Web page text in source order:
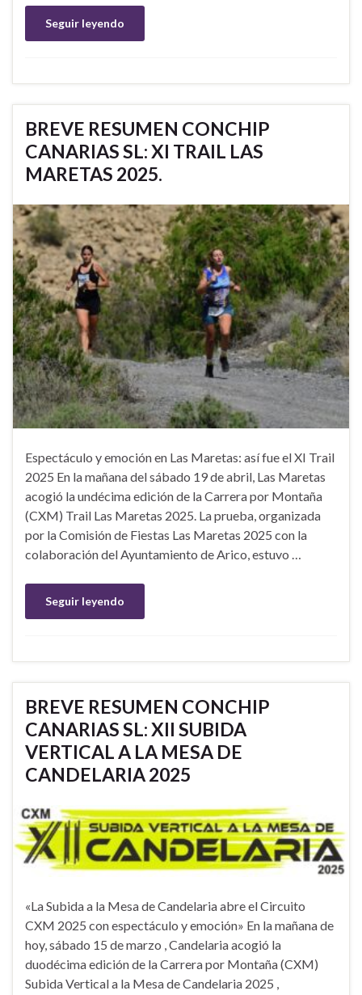
Seguir leyendo
BREVE RESUMEN CONCHIP
CANARIAS SL: XI TRAIL LAS
MARETAS 2025.
Espectáculo y emoción en Las Maretas: así fue el XI Trail
2025 En la mañana del sábado 19 de abril, Las Maretas
acogió la undécima edición de la Carrera por Montaña
(CXM) Trail Las Maretas 2025. La prueba, organizada
por la Comisión de Fiestas Las Maretas 2025 con la
colaboración del Ayuntamiento de Arico, estuvo …
Seguir leyendo
BREVE RESUMEN CONCHIP
CANARIAS SL: XII SUBIDA
VERTICAL A LA MESA DE
CANDELARIA 2025
«La Subida a la Mesa de Candelaria abre el Circuito
CXM 2025 con espectáculo y emoción» En la mañana de
hoy, sábado 15 de marzo , Candelaria acogió la
duodécima edición de la Carrera por Montaña (CXM)
Subida Vertical a la Mesa de Candelaria 2025 ,